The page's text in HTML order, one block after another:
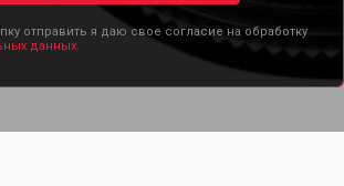
отправить я даю свое согласие на обработку
данных.